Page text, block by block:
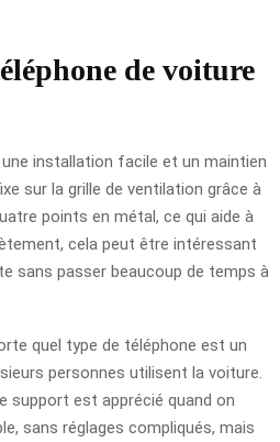
de voiture
installation facile et un maintien
sur la grille de ventilation grâce à
points en métal, ce qui aide à
cela peut être intéressant
sans passer beaucoup de temps à
quel type de téléphone est un
personnes utilisent la voiture.
support est apprécié quand on
sans réglages compliqués, mais